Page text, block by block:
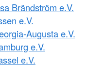
Brändström e.V.
e.V.
Augusta e.V.
e.V.
e.V.